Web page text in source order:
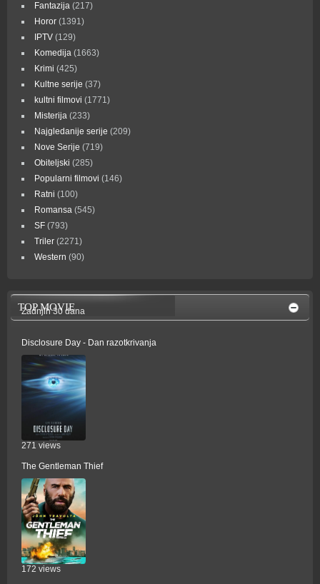
Fantazija (217)
Horor (1391)
IPTV (129)
Komedija (1663)
Krimi (425)
Kultne serije (37)
kultni filmovi (1771)
Misterija (233)
Najgledanije serije (209)
Nove Serije (719)
Obiteljski (285)
Popularni filmovi (146)
Ratni (100)
Romansa (545)
SF (793)
Triler (2271)
Western (90)
TOP MOVIE
Zadnjih 30 dana
Disclosure Day - Dan razotkrivanja
271 views
The Gentleman Thief
172 views